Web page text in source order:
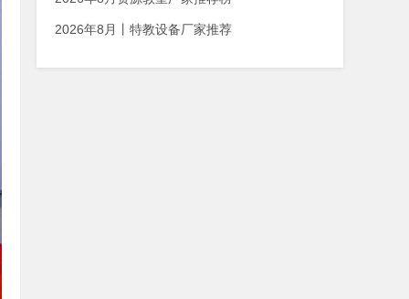
2026年8月丨特教设备厂家推荐